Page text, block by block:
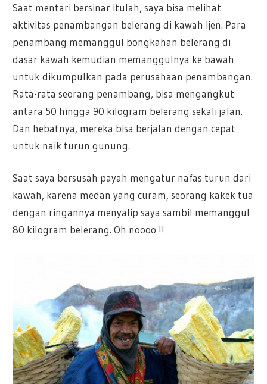
Saat mentari bersinar itulah, saya bisa melihat
aktivitas penambangan belerang di kawah Ijen. Para
penambang memanggul bongkahan belerang di
dasar kawah kemudian memanggulnya ke bawah
untuk dikumpulkan pada perusahaan penambangan.
Rata-rata seorang penambang, bisa mengangkut
antara 50 hingga 90 kilogram belerang sekali jalan.
Dan hebatnya, mereka bisa berjalan dengan cepat
untuk naik turun gunung.
Saat saya bersusah payah mengatur nafas turun dari
kawah, karena medan yang curam, seorang kakek tua
dengan ringannya menyalip saya sambil memanggul
80 kilogram belerang. Oh noooo !!